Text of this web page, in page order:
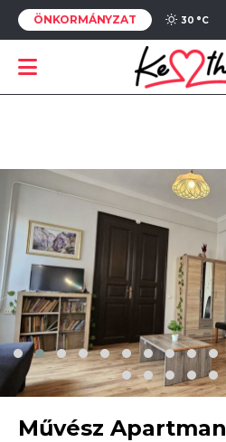
ÖNKORMÁNYZAT 30 °C
Művész Apartman